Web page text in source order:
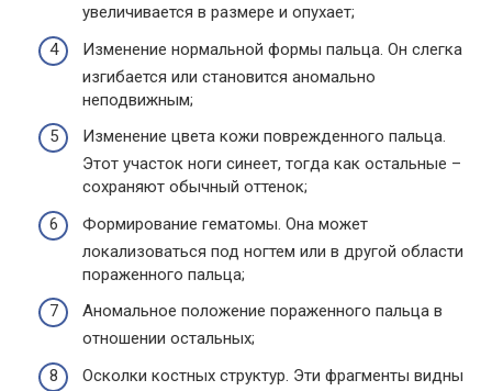
увеличивается в размере и опухает;
Изменение нормальной формы пальца. Он слегка
изгибается или становится аномально
неподвижным;
Изменение цвета кожи поврежденного пальца.
Этот участок ноги синеет, тогда как остальные –
сохраняют обычный оттенок;
Формирование гематомы. Она может
локализоваться под ногтем или в другой области
пораженного пальца;
Аномальное положение пораженного пальца в
отношении остальных;
Осколки костных структур. Эти фрагменты видны